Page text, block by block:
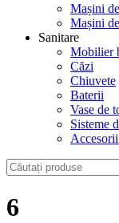
Mașini
Mașini
Sanitare
Mobilier
Căzi
Chiuvete
Baterii
Vase de
Sisteme
6